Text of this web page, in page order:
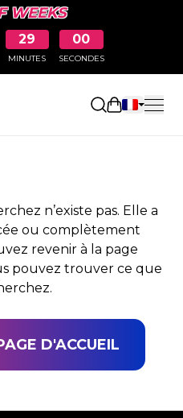
WEEKS
29
MINUTES
00
SECONDES
Ouvrir le
n’existe pas. Elle a
ou complètement
revenir à la page
pouvez trouver ce que
D'ACCUEIL